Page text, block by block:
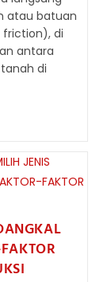
atau batuan
friction), di
antara
di